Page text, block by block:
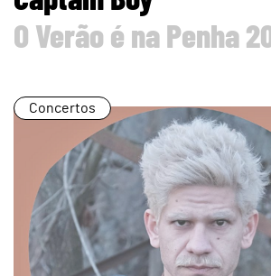
O Verão é na Penha
Concertos